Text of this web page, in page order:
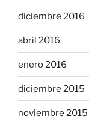
diciembre 2016
abril 2016
enero 2016
diciembre 2015
noviembre 2015